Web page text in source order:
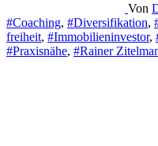
Von
#Coaching, #Diversifikation,
freiheit, #Immobilieninvestor,
#Praxisnähe, #Rainer